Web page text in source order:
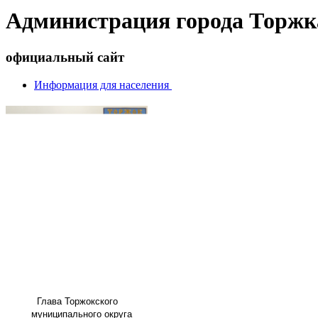
Администрация города
официальный сайт
Информация для населения
Глава Торжокского
муниципального округа